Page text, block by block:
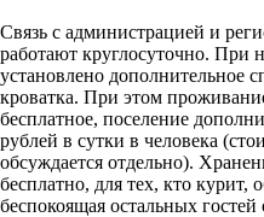
Связь с администрацией и
работают круглосуточно. При
установлено дополнительное
кроватка. При этом
бесплатное, поселение
рублей в сутки в человека
обсуждается отдельно).
бесплатно, для тех, кто курит,
беспокоящая остальных гостей